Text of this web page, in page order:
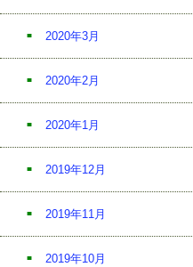
2020年3月
2020年2月
2020年1月
2019年12月
2019年11月
2019年10月